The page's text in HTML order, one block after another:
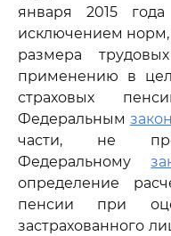
января 2015
исключением
размера
применению в
страховых
Федеральным
части, не
Федеральному
определение
пенсии при
застрахованного